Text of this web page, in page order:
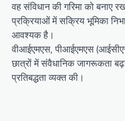
वह संविधान की गरिमा को
प्रक्रियाओं में सक्रिय भूमिका
आवश्यक है।
वीआईएमएस, पीआईएमएस
छात्रों में संवैधानिक जागरूकता
प्रतिबद्धता व्यक्त की।